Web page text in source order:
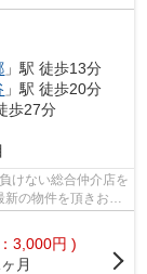
」駅 徒歩13分
」駅 徒歩20分
歩27分
けない総合仲介店を
新の物件を頂きお客
3,000円 )
月